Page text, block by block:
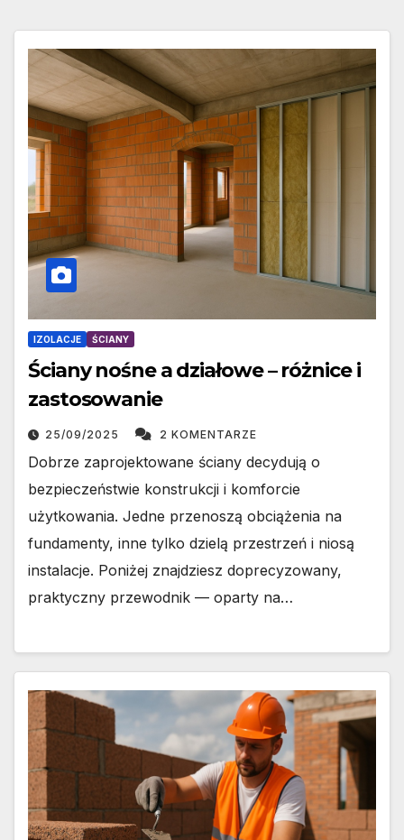
IZOLACJE ŚCIANY
Ściany nośne a działowe – różnice i
zastosowanie
25/09/2025 2 KOMENTARZE
Dobrze zaprojektowane ściany decydują o
bezpieczeństwie konstrukcji i komforcie
użytkowania. Jedne przenoszą obciążenia na
fundamenty, inne tylko dzielą przestrzeń i niosą
instalacje. Poniżej znajdziesz doprecyzowany,
praktyczny przewodnik — oparty na…